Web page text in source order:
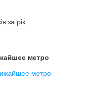
за рік
метро
метро